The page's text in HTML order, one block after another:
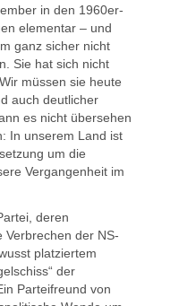
in den 1960er-
elementar – und
ganz sicher nicht
Sie hat sich nicht
müssen sie heute
auch deutlicher
es nicht übersehen
In unserem Land ist
um die
Vergangenheit im
deren
Verbrechen der NS-
platziertem
der
Parteifreund von